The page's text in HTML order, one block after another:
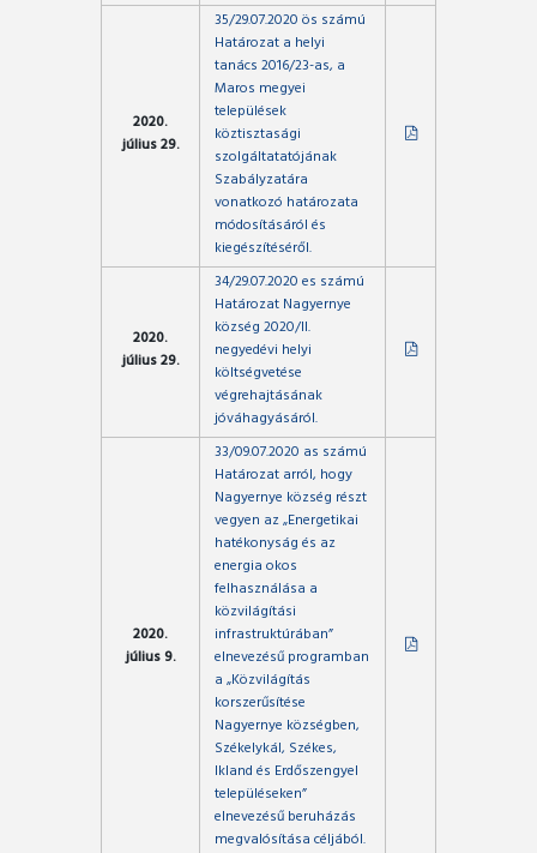
2020.
július 29.
35/29.07.2020 ös számú
Határozat a helyi
tanács 2016/23-as, a
Maros megyei
települések
köztisztasági
szolgáltatatójának
Szabályzatára
vonatkozó határozata
módosításáról és
kiegészítéséről.
2020.
július 29.
34/29.07.2020 es számú
Határozat Nagyernye
község 2020/II.
negyedévi helyi
költségvetése
végrehajtásának
jóváhagyásáról.
2020.
július 9.
33/09.07.2020 as számú
Határozat arról, hogy
Nagyernye község részt
vegyen az „Energetikai
hatékonyság és az
energia okos
felhasználása a
közvilágítási
infrastruktúrában”
elnevezésű programban
a „Közvilágítás
korszerűsítése
Nagyernye községben,
Székelykál, Székes,
Ikland és Erdőszengyel
településeken”
elnevezésű beruházás
megvalósítása céljából.